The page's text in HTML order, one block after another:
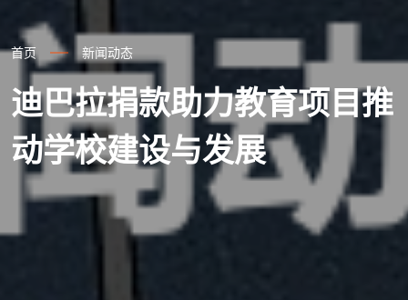
首页 新闻动态
迪巴拉捐款助力教育项目推
动学校建设与发展